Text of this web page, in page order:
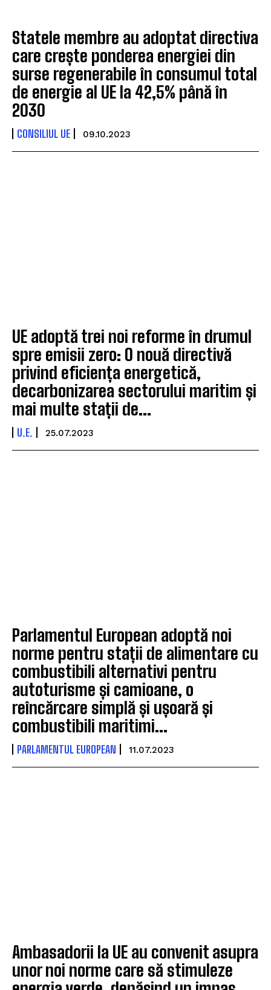
Statele membre au adoptat directiva
care crește ponderea energiei din
surse regenerabile în consumul total
de energie al UE la 42,5% până în
2030
CONSILIUL UE 09.10.2023
UE adoptă trei noi reforme în drumul
spre emisii zero: O nouă directivă
privind eficiența energetică,
decarbonizarea sectorului maritim și
mai multe stații de...
U.E. 25.07.2023
Parlamentul European adoptă noi
norme pentru stații de alimentare cu
combustibili alternativi pentru
autoturisme și camioane, o
reîncărcare simplă și ușoară și
combustibili maritimi...
PARLAMENTUL EUROPEAN 11.07.2023
Ambasadorii la UE au convenit asupra
unor noi norme care să stimuleze